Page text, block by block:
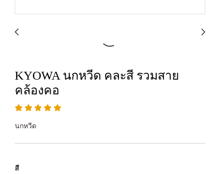
KYOWA นกหวีด คละสี รวมสาย
คล้องคอ
นกหวีด
สี